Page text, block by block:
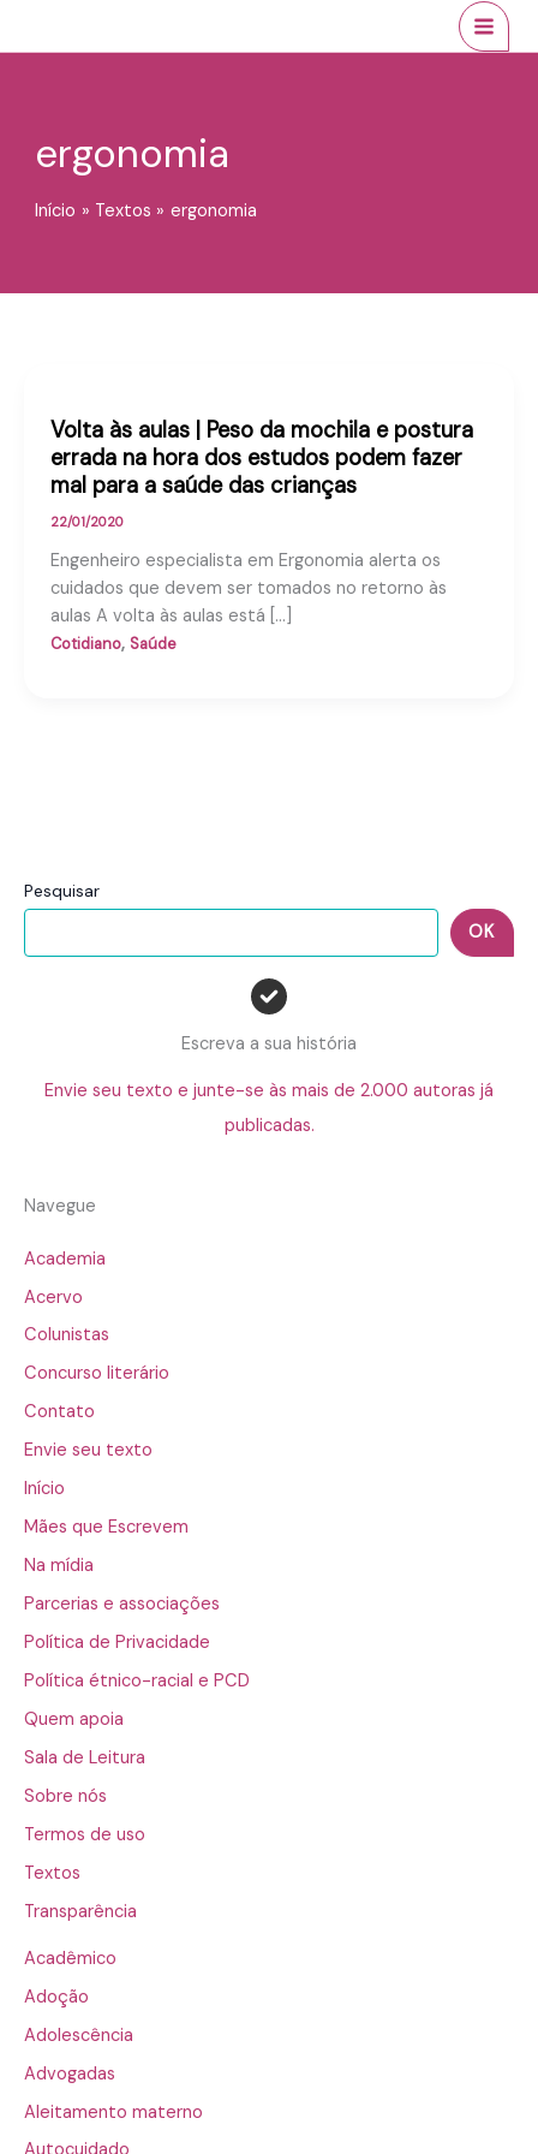
ergonomia
Início Textos ergonomia
Pesquisar
OK
Escreva a sua história
Envie seu texto e junte-se às mais de 2.000 autoras já
publicadas.
Navegue
Academia
Acervo
Colunistas
Concurso literário
Contato
Envie seu texto
Início
Mães que Escrevem
Na mídia
Parcerias e associações
Política de Privacidade
Política étnico-racial e PCD
Quem apoia
Sala de Leitura
Sobre nós
Termos de uso
Textos
Transparência
Acadêmico
Adoção
Adolescência
Advogadas
Aleitamento materno
Volta às aulas | Peso da mochila e postura
errada na hora dos estudos podem fazer
mal para a saúde das crianças
22/01/2020
Engenheiro especialista em Ergonomia alerta os
cuidados que devem ser tomados no retorno às
aulas A volta às aulas está […]
Cotidiano, Saúde